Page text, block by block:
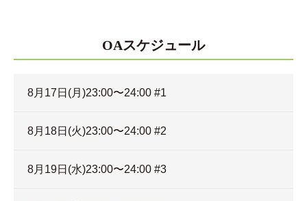
OAスケジュール
8月17日(月)23:00〜24:00 #1
8月18日(火)23:00〜24:00 #2
8月19日(水)23:00〜24:00 #3